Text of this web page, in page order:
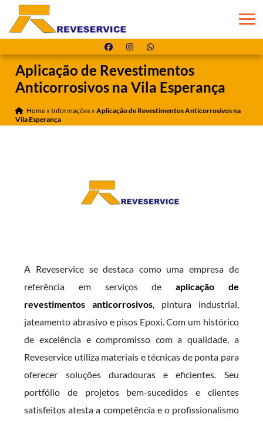
Aplicação de Revestimentos
Anticorrosivos na Vila Esperança
Home » Informações »Aplicação de Revestimentos Anticorrosivos na
Vila Esperança
A Reveservice se destaca como uma empresa de
referência em serviços deaplicação de
revestimentos anticorrosivos, pintura industrial,
jateamento abrasivo e pisos Epoxi. Com um histórico
de excelência e compromisso com a qualidade, a
Reveservice utiliza materiais e técnicas de ponta para
oferecer soluções duradouras e eficientes. Seu
portfólio de projetos bem-sucedidos e clientes
satisfeitos atesta a competência e o profissionalismo